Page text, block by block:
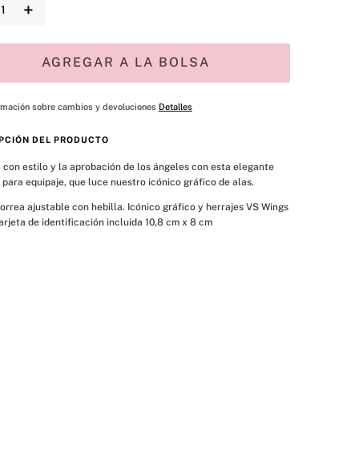
＋
AGREGAR A LA BOLSA
sobre cambios y devoluciones Detalles
DEL PRODUCTO
con estilo y la aprobación de los ángeles con esta elegante
equipaje, que luce nuestro icónico gráfico de alas.
ajustable con hebilla. Icónico gráfico y herrajes VS Wings
de identificación incluida 10,8 cm x 8 cm